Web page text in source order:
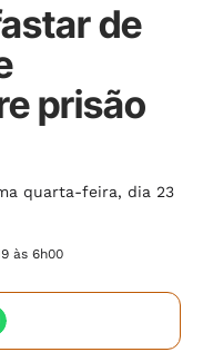
de
prisão
quarta-feira, dia 23
às 6h00